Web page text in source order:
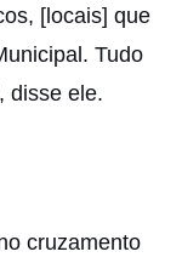
[locais] que
Tudo
disse ele.
cruzamento